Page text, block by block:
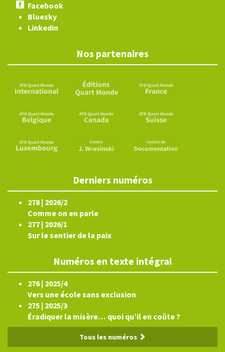
Facebook
Bluesky
Linkedin
Nos partenaires
Derniers numéros
278 | 2026/2
Comme on en parle
277 | 2026/1
Sur le sentier de la paix
Numéros en texte intégral
276 | 2025/4
Vers une école sans exclusion
275 | 2025/3
Éradiquer la misère… quoi qu’il en coûte ?
Tous les numéros